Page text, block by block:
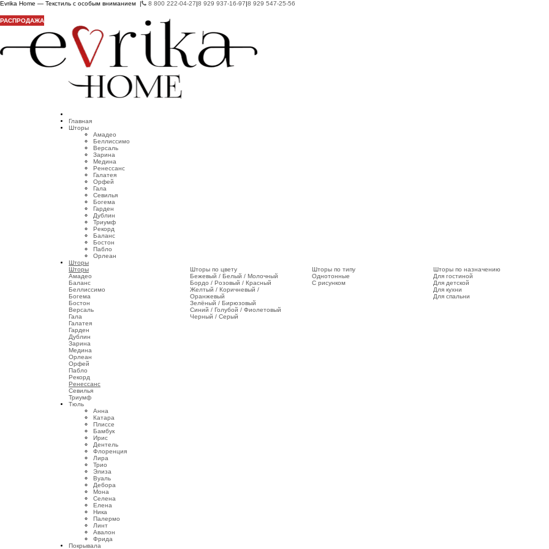
Evrika Home — Текстиль с особым вниманием | 8 800 222-04-27|8 929 937-16-97|8 929 547-25-56
Главная
Шторы
Амадео
Беллиссимо
Версаль
Зарина
Медина
Ренессанс
Галатея
Орфей
Гала
Севилья
Богема
Гарден
Дублин
Триумф
Рекорд
Баланс
Бостон
Пабло
Орлеан
Шторы
Шторы
Амадео
Баланс
Беллиссимо
Богема
Бостон
Версаль
Гала
Галатея
Гарден
Дублин
Зарина
Медина
Орлеан
Орфей
Пабло
Рекорд
Ренессанс
Севилья
Триумф
Шторы по цвету
Бежевый / Белый / Молочный
Бордо / Розовый / Красный
Желтый / Коричневый /
Оранжевый
Зелёный / Бирюзовый
Синий / Голубой / Фиолетовый
Черный / Серый
Шторы по типу
Однотонные
С рисунком
Шторы по назначению
Для гостиной
Для детской
Для кухни
Для спальни
Тюль
Анна
Катара
Плиссе
Бамбук
Ирис
Дентель
Флоренция
Лира
Трио
Элиза
Вуаль
Дебора
Мона
Селена
Елена
Ника
Палермо
Линт
Авалон
Фрида
Покрывала
РАСПРОДАЖА